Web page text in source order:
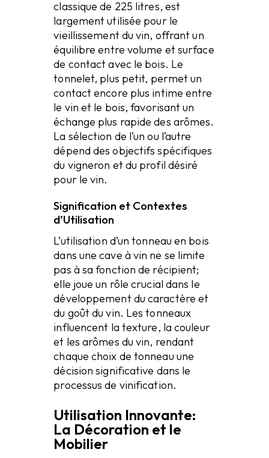
classique de 225 litres, est
largement utilisée pour le
vieillissement du vin, offrant un
équilibre entre volume et surface
de contact avec le bois. Le
tonnelet, plus petit, permet un
contact encore plus intime entre
le vin et le bois, favorisant un
échange plus rapide des arômes.
La sélection de l’un ou l’autre
dépend des objectifs spécifiques
du vigneron et du profil désiré
pour le vin.
Signification et Contextes
d’Utilisation
L’utilisation d’un tonneau en bois
dans une cave à vin ne se limite
pas à sa fonction de récipient;
elle joue un rôle crucial dans le
développement du caractère et
du goût du vin. Les tonneaux
influencent la texture, la couleur
et les arômes du vin, rendant
chaque choix de tonneau une
décision significative dans le
processus de vinification.
Utilisation Innovante:
La Décoration et le
Mobilier